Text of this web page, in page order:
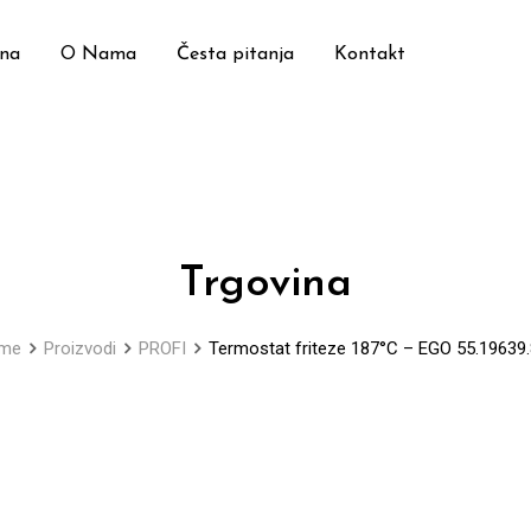
O Nama Česta pitanja Kontakt
Trgovina
Proizvodi PROFI Termostat friteze 187°C – EGO